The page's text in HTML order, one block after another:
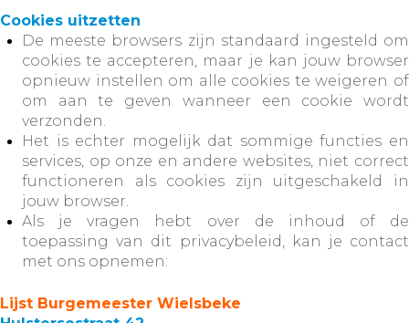
Cookies uitzetten
De meeste browsers zijn standaard ingesteld om
cookies te accepteren, maar je kan jouw browser
opnieuw instellen om alle cookies te weigeren of
om aan te geven wanneer een cookie wordt
verzonden.
Het is echter mogelijk dat sommige functies en
services, op onze en andere websites, niet correct
functioneren als cookies zijn uitgeschakeld in
jouw browser.
Als je vragen hebt over de inhoud of de
toepassing van dit privacybeleid, kan je contact
met ons opnemen:
Lijst Burgemeester Wielsbeke